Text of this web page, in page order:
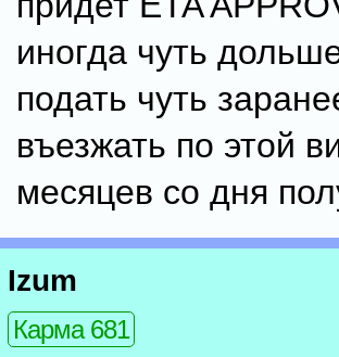
иногда чуть
подать чуть
въезжать по этой
месяцев со дня
Izum
Карма 681